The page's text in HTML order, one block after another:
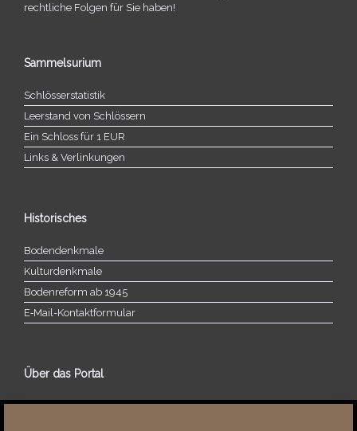
recht­li­che Folgen für Sie haben!
Sammelsurium
Schlösserstatistik
Leerstand von Schlössern
Ein Schloss für 1 EUR
Links & Verlinkungen
Historisches
Bodendenkmale
Kulturdenkmale
Bodenreform ab 1945
E‑Mail-​​Kontaktformular
Über das Portal
Über dieses Portal